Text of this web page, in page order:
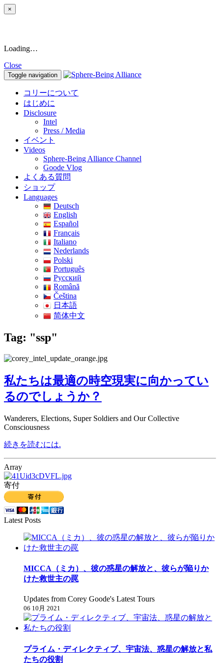
×
Loading…
Close
Toggle navigation
コリーについて
はじめに
Disclosure
Intel
Press / Media
イベント
Videos
Sphere-Being Alliance Channel
Goode Vlog
よくある質問
ショップ
Languages
Deutsch
English
Español
Français
Italiano
Nederlands
Polski
Português
Pусский
Română
Čeština
日本語
简体中文
Tag: "ssp"
私たちは最適の時空現実に向かってい
るのでしょうか？
Wanderers, Elections, Super Soldiers and Our Collective
Consciousness
続きを読むには.
Array
寄付
Latest Posts
MICCA（ミカ）、彼の惑星の解放と、彼らが陥りか
けた救世主の罠
Updates from Corey Goode's Latest Tours
06 10月 2021
プライム・ディレクティブ、宇宙法、惑星の解放と私
たちの役割